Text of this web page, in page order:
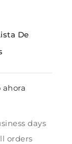
De
ahora
days
orders